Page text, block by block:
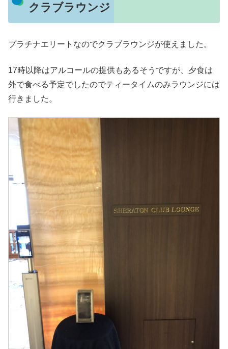
クラブラウンジ
プラチナエリートなのでクラブラウンジが使えました。
17時以降はアルコールの提供もあるそうですが、夕食は
外で食べる予定でしたのでティータイムのみラウンジには
行きました。